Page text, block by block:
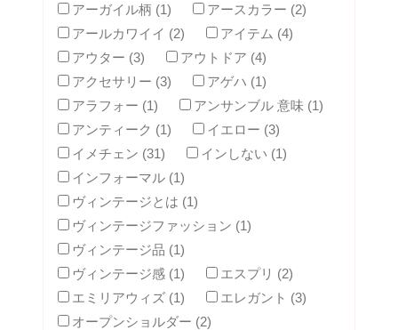
アーガイル柄 (1)
アースカラー (2)
アールカワイイ (2)
アイテム (4)
アウター (3)
アウトドア (4)
アクセサリー (3)
アゲハ (1)
アラフォー (1)
アンサンブル 意味 (1)
アンティーク (1)
イエロー (3)
イメチェン (31)
インしない (1)
インフォーマル (1)
ヴィンテージとは (1)
ヴィンテージファッション (1)
ヴィンテージ品 (1)
ヴィンテージ感 (1)
エスプリ (2)
エミリアウィズ (1)
エレガント (3)
オープンショルダー (2)